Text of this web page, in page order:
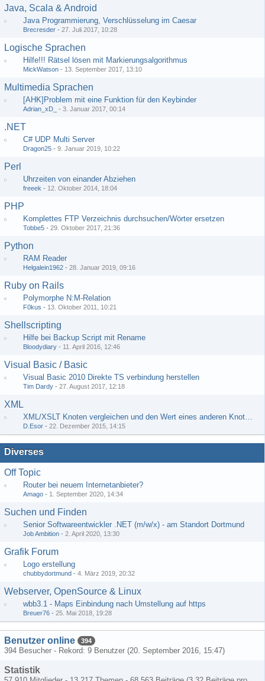
Java, Scala & Android
Java Programmierung, Verschlüsselung im Caesar
Brecresder - 27. Juli 2017, 10:28
Logische Sprachen
Hilfe!!! Rätsel lösen mit Markierungsalgorithmus
MickWatson - 13. September 2017, 13:10
Multimedia Sprachen
[AHK]Problem mit eine Funktion für den Keybinder
Adrian_xD_ - 3. Januar 2017, 00:14
.NET
C# UDP Multi Server
Dragon25 - 9. Januar 2019, 10:22
Perl
Uhrzeiten von einander Abziehen
freeek - 12. Oktober 2014, 18:04
PHP
Komplettes FTP Verzeichnis durchsuchen/Wörter ersetzen
Tobbe5 - 29. Oktober 2017, 21:36
Python
RAM Reader
Helgalein1962 - 28. Januar 2019, 09:16
Ruby on Rails
Polymorphe N:M-Relation
F0kus - 13. Oktober 2011, 10:21
Shellscripting
Hilfe bei Backup Script mit Rename
Bloodydiary - 11. April 2016, 12:46
Visual Basic / Basic
Visual Basic 2010 Direkte TS verbindung herstellen
Tim Dardy - 27. August 2017, 12:18
XML
XML/XSLT Knoten vergleichen und den Wert eines anderen Knoten ausgeben
D.Esor - 22. Dezember 2015, 14:15
Diverses
Off Topic
Router bei neuem Internetanbieter?
Amago - 1. September 2020, 14:34
Suchen und Finden
Senior Softwareentwickler .NET (m/w/x) - am Standort Dortmund
Job Ambition - 2. April 2020, 13:30
Grafik Forum
Logo erstellung
chubbydortmund - 4. März 2019, 20:32
Webserver, OpenSource & Linux
wbb3.1 - Maps Einbindung nach Umstellung auf https
Breuer76 - 25. Mai 2018, 19:28
Benutzer online 394
394 Besucher - Rekord: 9 Benutzer (20. September 2016, 15:47)
Statistik